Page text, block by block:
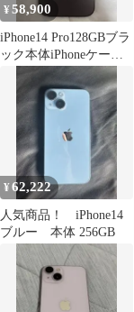
¥58,900
iPhone14 Pro128GBブラ
ック本体iPhoneケース
¥62,222
人気商品！ iPhone14
ブルー 本体 256GB